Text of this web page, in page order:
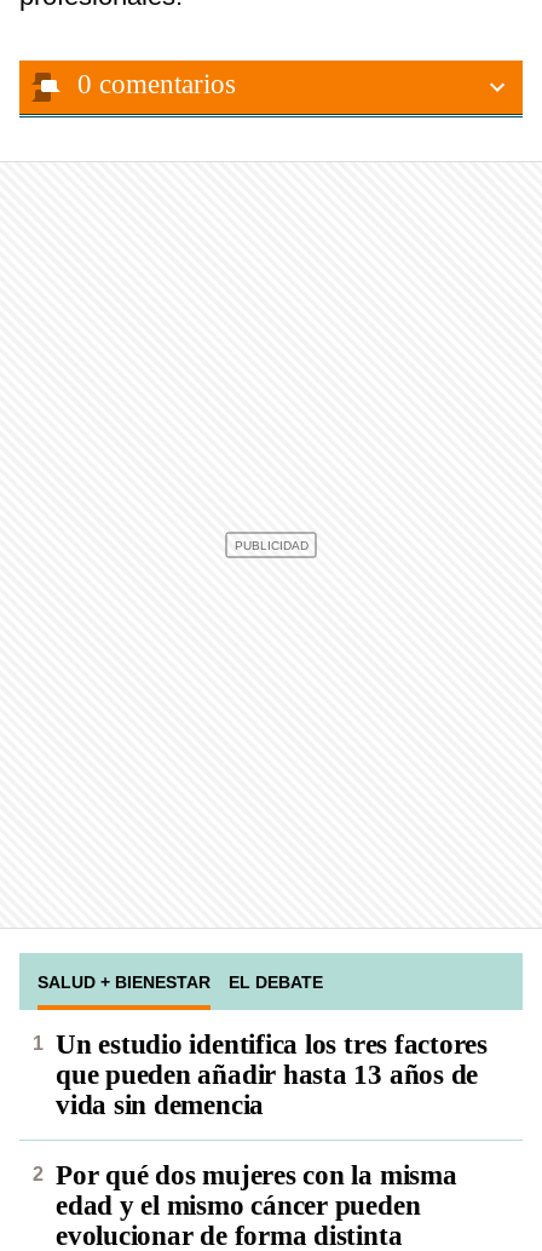
0 comentarios
SALUD + BIENESTAR EL DEBATE
Un estudio identifica los tres factores
que pueden añadir hasta 13 años de
vida sin demencia
Por qué dos mujeres con la misma
edad y el mismo cáncer pueden
evolucionar de forma distinta